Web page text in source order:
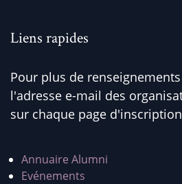
Liens rapides
Pour plus de
l'adresse e-mail des
sur chaque page
Annuaire Alumni
Evénements